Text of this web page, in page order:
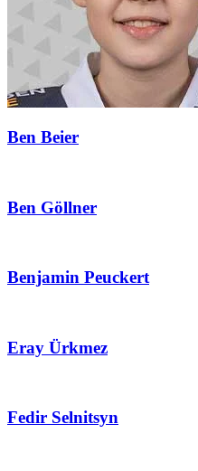
Ben Beier
Ben Göllner
Benjamin Peuckert
Eray Ürkmez
Fedir Selnitsyn